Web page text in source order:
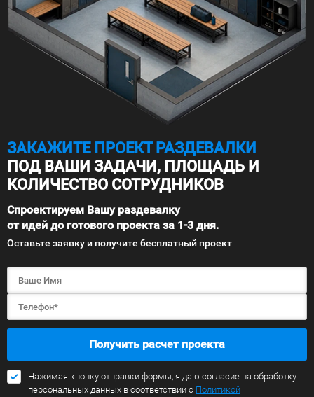
ЗАКАЖИТЕ ПРОЕКТ РАЗДЕВАЛКИ
ПОД ВАШИ ЗАДАЧИ, ПЛОЩАДЬ И
КОЛИЧЕСТВО СОТРУДНИКОВ
Спроектируем Вашу раздевалку
от идей до готового проекта за 1-3 дня.
Оставьте заявку и получите бесплатный проект
Получить расчет проекта
Нажимая кнопку отправки формы, я даю согласие на обработку
персональных данных в соответствии с Политикой